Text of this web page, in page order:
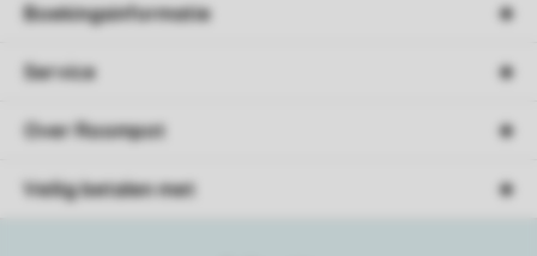
Boekingsinformatie
Service
Over Roompot
Veilig betalen met